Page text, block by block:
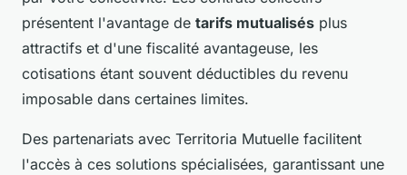
présentent l'avantage de tarifs mutualisés plus
attractifs et d'une fiscalité avantageuse, les
cotisations étant souvent déductibles du revenu
imposable dans certaines limites.
Des partenariats avec Territoria Mutuelle facilitent
l'accès à ces solutions spécialisées, garantissant une